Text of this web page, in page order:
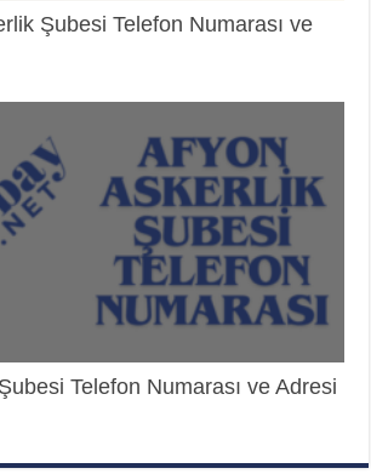
Şubesi Telefon Numarası ve
Telefon Numarası ve Adresi